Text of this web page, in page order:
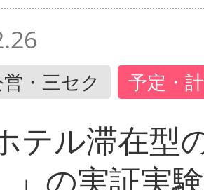
・三セク 予定・
テル滞在型
」の実証実